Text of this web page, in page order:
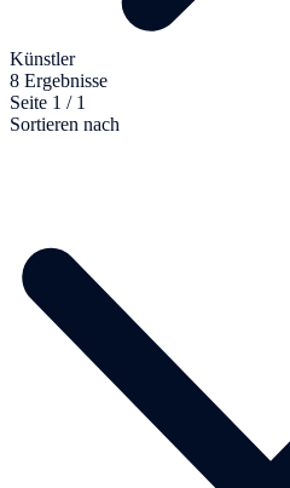
Künstler
8 Ergebnisse
Seite 1 / 1
Sortieren nach